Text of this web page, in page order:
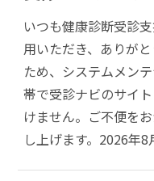
いつも健康診断受診
用いただき、ありが
ため、システムメン
帯で受診ナビのサイ
けません。ご不便を
し上げます。2026年